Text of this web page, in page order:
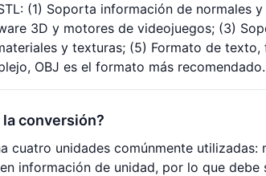
(1) Soporta información de normales
3D y motores de videojuegos; (3)
y texturas; (5) Formato de
OBJ es el formato más recomendado.
conversión?
cuatro unidades comúnmente
información de unidad, por lo que